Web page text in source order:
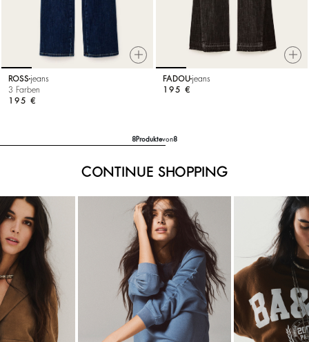
ROSS jeans
3 Farben
195 €
FADOU jeans
195 €
8Produktevon8
CONTINUE SHOPPING